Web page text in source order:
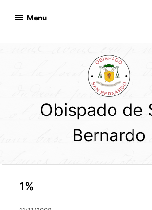
Menu
Obispado de
Bernardo
1%